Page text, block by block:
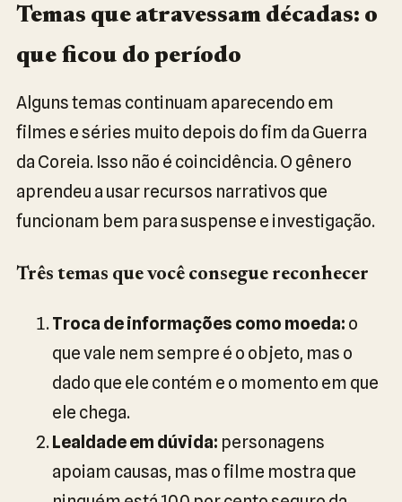
Temas que atravessam décadas: o
que ficou do período
Alguns temas continuam aparecendo em
filmes e séries muito depois do fim da Guerra
da Coreia. Isso não é coincidência. O gênero
aprendeu a usar recursos narrativos que
funcionam bem para suspense e investigação.
Três temas que você consegue reconhecer
Troca de informações como moeda: o
que vale nem sempre é o objeto, mas o
dado que ele contém e o momento em que
ele chega.
Lealdade em dúvida: personagens
apoiam causas, mas o filme mostra que